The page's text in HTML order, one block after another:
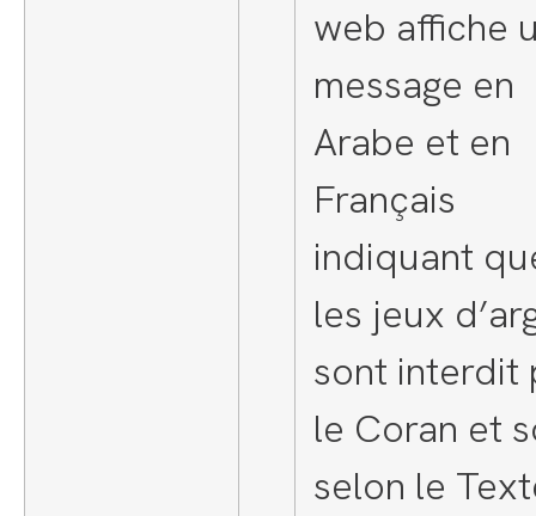
web affiche
message en
Arabe et en
Français
indiquant
les jeux
sont interdit
le Coran et
selon le